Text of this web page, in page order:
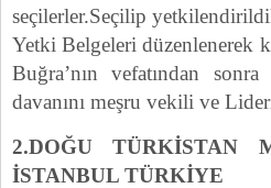
seçilerler.Seçilip
Yetki Belgeleri düzenlenerek
Buğra’nın vefatından
davanını meşru vekili ve
2.DOĞU TÜRKİSTAN
İSTANBUL TÜRKİYE